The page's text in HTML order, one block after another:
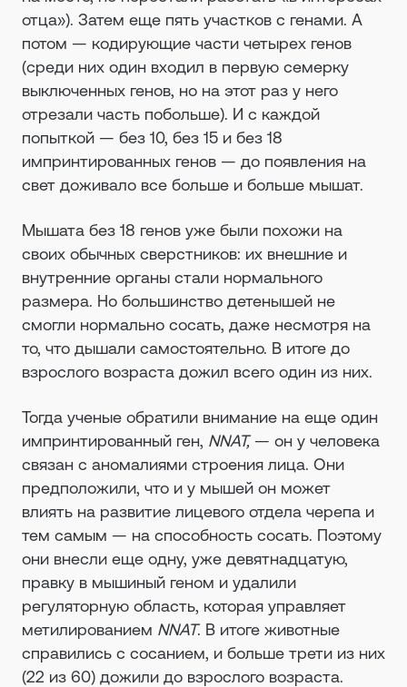
отца»). Затем еще пять участков с генами. А
потом — кодирующие части четырех генов
(среди них один входил в первую семерку
выключенных генов, но на этот раз у него
отрезали часть побольше). И с каждой
попыткой — без 10, без 15 и без 18
импринтированных генов — до появления на
свет доживало все больше и больше мышат.
Мышата без 18 генов уже были похожи на
своих обычных сверстников: их внешние и
внутренние органы стали нормального
размера. Но большинство детенышей не
смогли нормально сосать, даже несмотря на
то, что дышали самостоятельно. В итоге до
взрослого возраста дожил всего один из них.
Тогда ученые обратили внимание на еще один
импринтированный ген, NNAT,— он у человека
связан с аномалиями строения лица. Они
предположили, что и у мышей он может
влиять на развитие лицевого отдела черепа и
тем самым — на способность сосать. Поэтому
они внесли еще одну, уже девятнадцатую,
правку в мышиный геном и удалили
регуляторную область, которая управляет
метилированием NNAT. В итоге животные
справились с сосанием, и больше трети из них
(22 из 60) дожили до взрослого возраста.